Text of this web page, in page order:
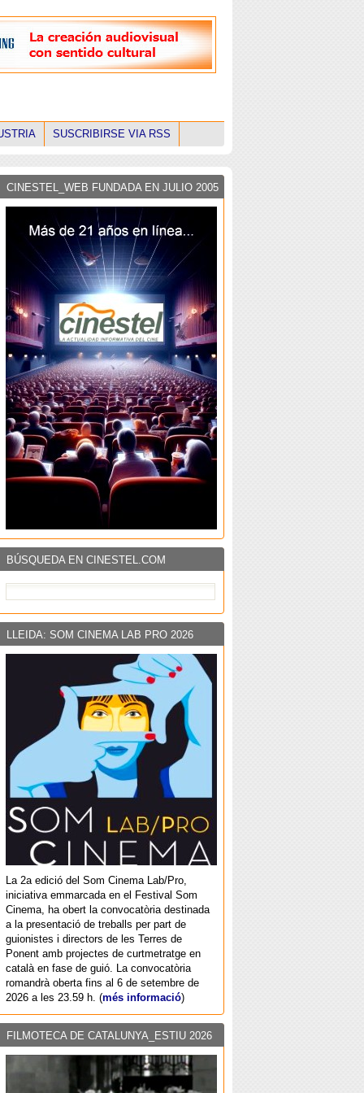
SUSCRIBIRSE VIA RSS
CINESTEL_WEB FUNDADA EN JULIO 2005
BÚSQUEDA EN CINESTEL.COM
LLEIDA: SOM CINEMA LAB PRO 2026
La 2a edició del Som Cinema Lab/Pro,
iniciativa emmarcada en el Festival Som
Cinema, ha obert la convocatòria destinada
a la presentació de treballs per part de
guionistes i directors de les Terres de
Ponent amb projectes de curtmetratge en
català en fase de guió. La convocatòria
romandrà oberta fins al 6 de setembre de
2026 a les 23.59 h. (més informació)
FILMOTECA DE CATALUNYA_ESTIU 2026